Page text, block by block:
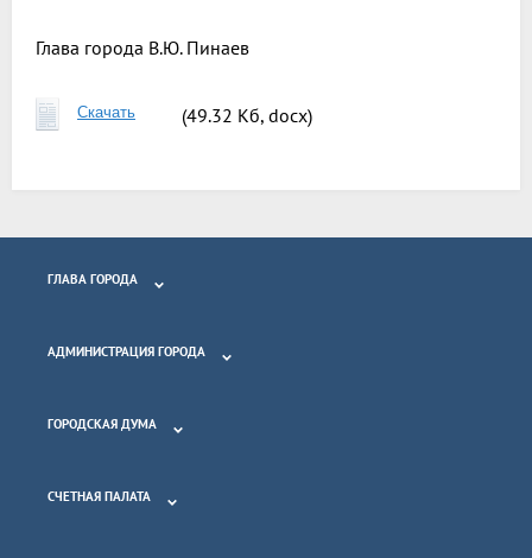
Глава города В.Ю. Пинаев
Скачать (49.32 Кб, docx)
ГЛАВА ГОРОДА
АДМИНИСТРАЦИЯ ГОРОДА
ГОРОДСКАЯ ДУМА
СЧЕТНАЯ ПАЛАТА